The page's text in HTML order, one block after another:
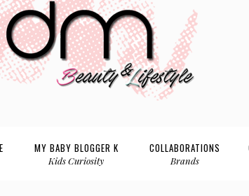
MY BABY BLOGGER K
Kids Curiosity
COLLABORATIONS
Brands